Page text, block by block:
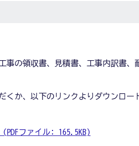
事の領収書、見積書、工事内訳書、
くか、以下のリンクよりダウンロー
ファイル: 165.5KB)